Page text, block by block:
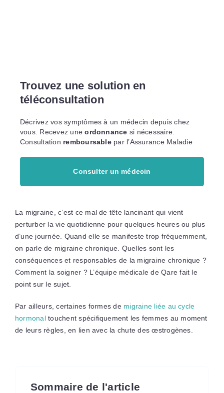
Trouvez une solution en
téléconsultation
Décrivez vos symptômes à un médecin depuis chez
vous. Recevez uneordonnance si nécessaire.
Consultation remboursablepar l’Assurance Maladie
Consulter un médecin
La migraine, c’est ce mal de tête lancinant qui vient
perturber la vie quotidienne pour quelques heures ou plus
d’une journée. Quand elle se manifeste trop fréquemment,
on parle de migraine chronique. Quelles sont les
conséquences et responsables de la migraine chronique ?
Comment la soigner ? L’équipe médicale de Qare fait le
point sur le sujet.
Par ailleurs, certaines formes de migraine liée au cycle
hormonaltouchent spécifiquement les femmes au moment
de leurs règles, en lien avec la chute des œstrogènes.
Sommaire de l'article